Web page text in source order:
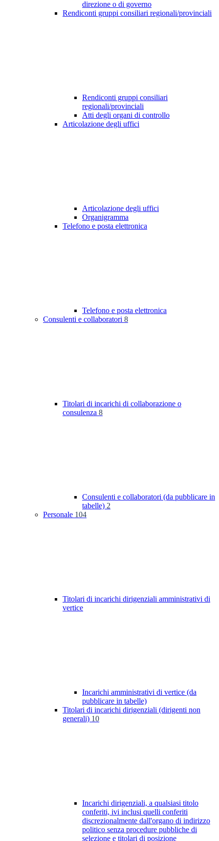
direzione o di governo
Rendiconti gruppi consiliari regionali/provinciali
Rendiconti gruppi consiliari
regionali/provinciali
Atti degli organi di controllo
Articolazione degli uffici
Articolazione degli uffici
Organigramma
Telefono e posta elettronica
Telefono e posta elettronica
Consulenti e collaboratori 8
Titolari di incarichi di collaborazione o
consulenza 8
Consulenti e collaboratori (da pubblicare in
tabelle) 2
Personale 104
Titolari di incarichi dirigenziali amministrativi di
vertice
Incarichi amministrativi di vertice (da
pubblicare in tabelle)
Titolari di incarichi dirigenziali (dirigenti non
generali) 10
Incarichi dirigenziali, a qualsiasi titolo
conferiti, ivi inclusi quelli conferiti
discrezionalmente dall'organo di indirizzo
politico senza procedure pubbliche di
selezione e titolari di posizione